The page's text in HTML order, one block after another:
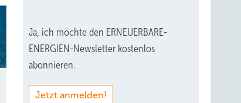
Ja, ich möchte den ERNEUERBARE-
ENERGIEN-Newsletter kostenlos
abonnieren.
Jetzt anmelden!